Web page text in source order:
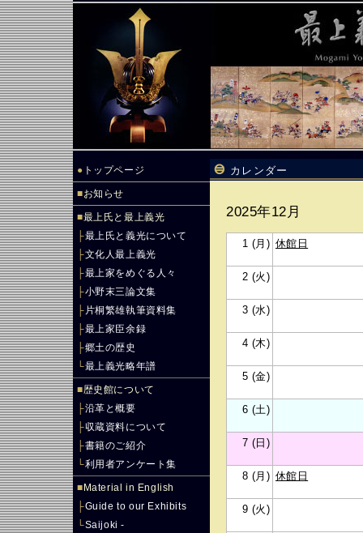
● トップページ
■お知らせ
■最上氏と最上義光
├最上氏と義光について
├文化人最上義光
├最上家をめぐる人々
├小野末三論文集
├ 片桐繁雄執筆資料集
├最上家臣余録
├郷土の歴史
└最上義光略年譜
■歴史館について
├沿革と概要
├収蔵資料について
├書籍のご紹介
└利用者アンケート集
■ Material in English
├Guide to our Exhibits
└Saijoki -
カレンダー
2025年12月
1 (月) 休館日
2 (火)
3 (水)
4 (木)
5 (金)
6 (土)
7 (日)
8 (月) 休館日
9 (火)